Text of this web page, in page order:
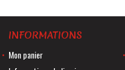
INFORMATIONS
Mon panier